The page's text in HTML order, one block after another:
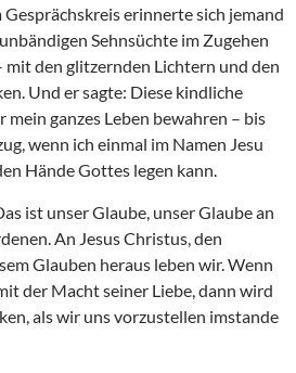
erinnerte sich jemand
Sehnsüchte im Zugehen
mit den glitzernden Lichtern und den
Und er sagte: Diese kindliche
mein ganzes Leben bewahren – bis
wenn ich einmal im Namen Jesu
Hände Gottes legen kann.
ist unser Glaube, unser Glaube an
An Jesus Christus, den
Glauben heraus leben wir. Wenn
der Macht seiner Liebe, dann wird
als wir uns vorzustellen imstande